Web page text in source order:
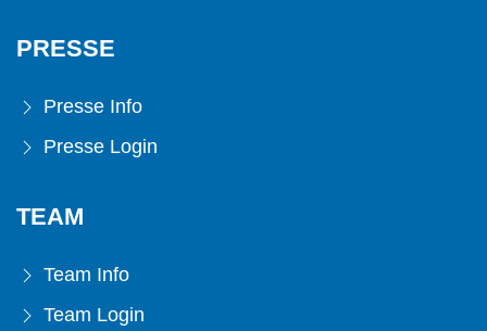
PRESSE
Presse Info
Presse Login
TEAM
Team Info
Team Login